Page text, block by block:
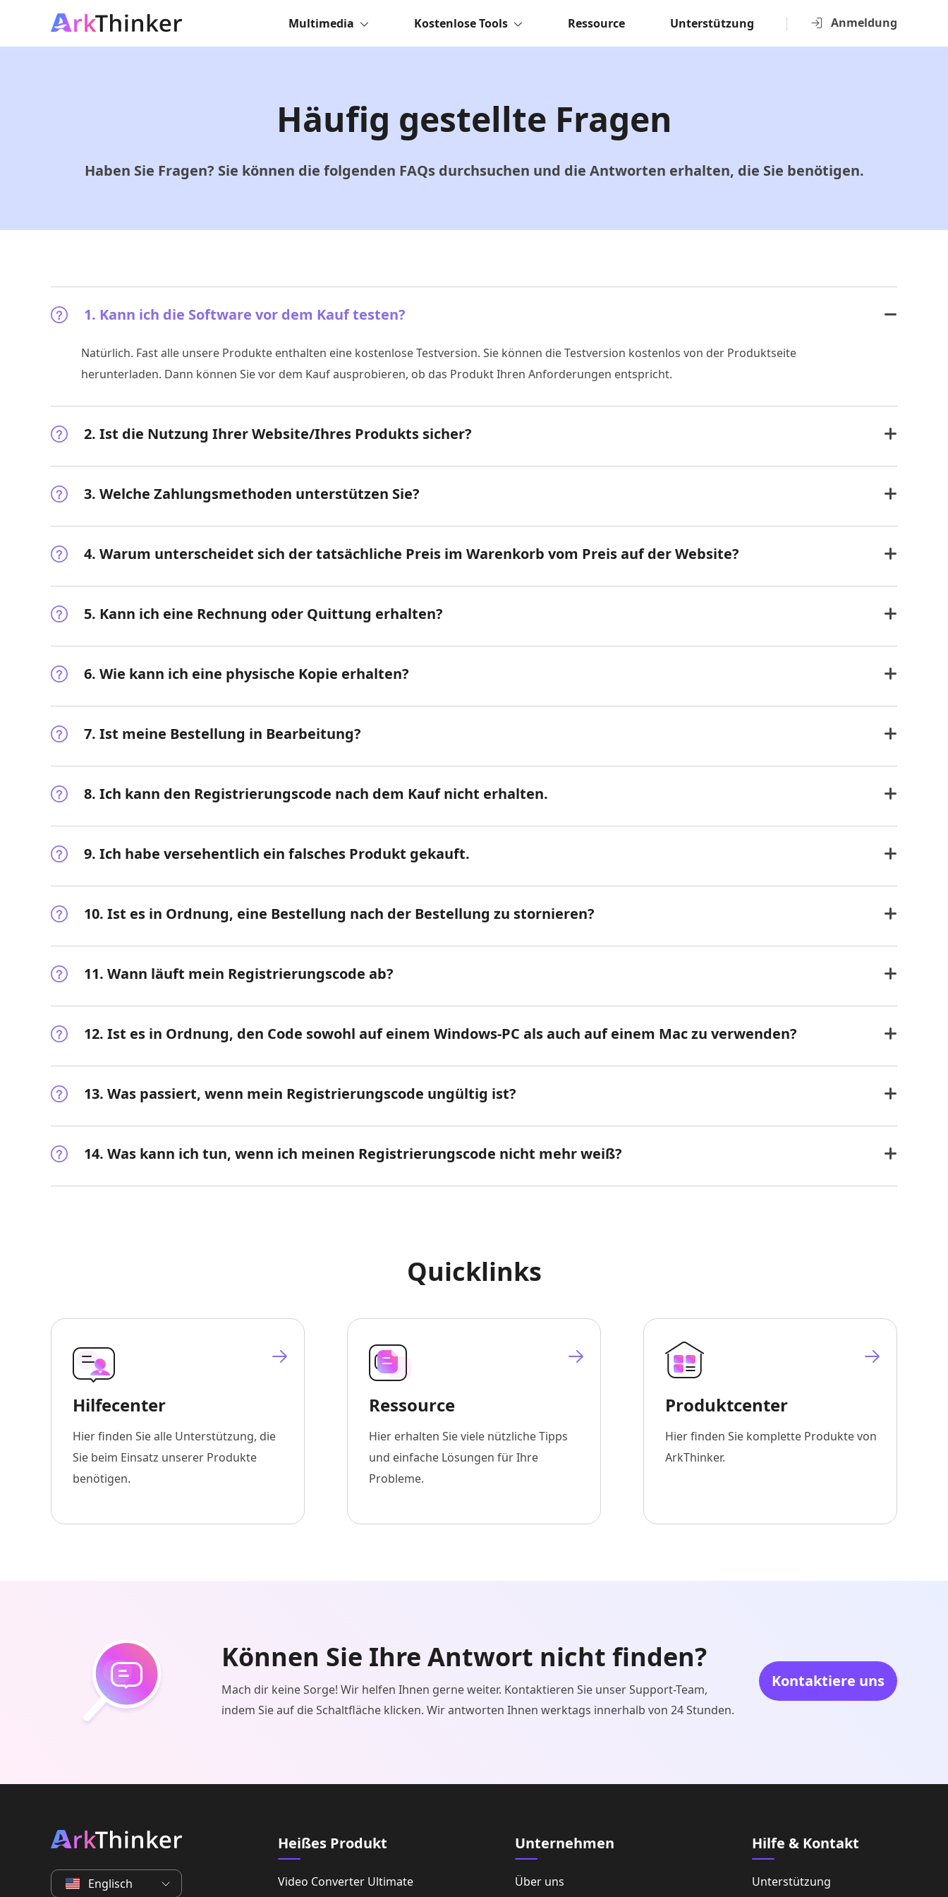
Anmeldung
Multimedia Kostenlose Tools Ressource Unterstützung
Häufig gestellte Fragen
Haben Sie Fragen? Sie können die folgenden FAQs durchsuchen und die Antworten erhalten, die Sie benötigen.
1. Kann ich die Software vor dem Kauf testen?
Natürlich. Fast alle unsere Produkte enthalten eine kostenlose Testversion. Sie können die Testversion kostenlos von der Produktseite
herunterladen. Dann können Sie vor dem Kauf ausprobieren, ob das Produkt Ihren Anforderungen entspricht.
2. Ist die Nutzung Ihrer Website/Ihres Produkts sicher?
3. Welche Zahlungsmethoden unterstützen Sie?
4. Warum unterscheidet sich der tatsächliche Preis im Warenkorb vom Preis auf der Website?
5. Kann ich eine Rechnung oder Quittung erhalten?
6. Wie kann ich eine physische Kopie erhalten?
7. Ist meine Bestellung in Bearbeitung?
8. Ich kann den Registrierungscode nach dem Kauf nicht erhalten.
9. Ich habe versehentlich ein falsches Produkt gekauft.
10. Ist es in Ordnung, eine Bestellung nach der Bestellung zu stornieren?
11. Wann läuft mein Registrierungscode ab?
12. Ist es in Ordnung, den Code sowohl auf einem Windows-PC als auch auf einem Mac zu verwenden?
13. Was passiert, wenn mein Registrierungscode ungültig ist?
14. Was kann ich tun, wenn ich meinen Registrierungscode nicht mehr weiß?
Quicklinks
Hilfecenter
Hier finden Sie alle Unterstützung, die
Sie beim Einsatz unserer Produkte
benötigen.
Ressource
Hier erhalten Sie viele nützliche Tipps
und einfache Lösungen für Ihre
Probleme.
Produktcenter
Hier finden Sie komplette Produkte von
ArkThinker.
Können Sie Ihre Antwort nicht finden?
Mach dir keine Sorge! Wir helfen Ihnen gerne weiter. Kontaktieren Sie unser Support-Team,
indem Sie auf die Schaltfläche klicken. Wir antworten Ihnen werktags innerhalb von 24 Stunden.
Kontaktiere uns
Englisch
Heißes Produkt
Video Converter Ultimate
Unternehmen
Über uns
Hilfe & Kontakt
Unterstützung